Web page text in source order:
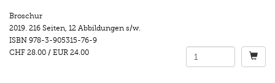
Broschur
2019. 216 Seiten, 12 Abbildungen s/w.
ISBN 978-3-905315-76-9
CHF 28.00 / EUR 24.00